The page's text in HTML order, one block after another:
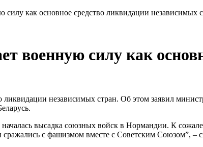
силу как основное средство ликвидации независимых
военную силу как
ликвидации независимых стран. Об этом заявил
началась высадка союзных войск в Нормандии. К
с фашизмом вместе с Советским Союзом”, –